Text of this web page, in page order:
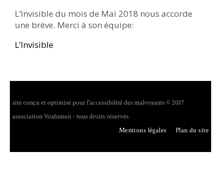
L’Invisible du mois de Mai 2018 nous accorde
une brève. Merci à son équipe:
L’Invisible
site conçu et optimisé pour l'accessibilité des malvoyants © 2017
association Voxlumen - tous droits réservés
Mentions légales
Plan du site